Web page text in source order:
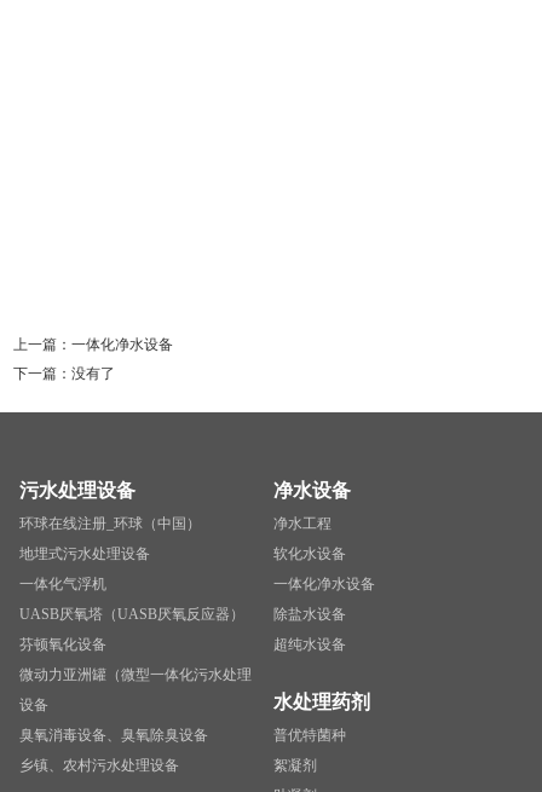
上一篇：一体化净水设备
下一篇：没有了
污水处理设备
环球在线注册_环球（中国）
地埋式污水处理设备
一体化气浮机
UASB厌氧塔（UASB厌氧反应器）
芬顿氧化设备
微动力亚洲罐（微型一体化污水处理
设备
臭氧消毒设备、臭氧除臭设备
乡镇、农村污水处理设备
净水设备
净水工程
软化水设备
一体化净水设备
除盐水设备
超纯水设备
水处理药剂
普优特菌种
絮凝剂